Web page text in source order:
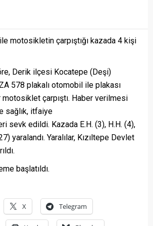
motosikletin çarpıştığı kazada 4 kişi
Derik ilçesi Kocatepe (Deşi)
578 plakalı otomobil ile plakası
çarpıştı. Haber verilmesi
sağlık, itfaiye
sevk edildi. Kazada E.H. (3), H.H. (4),
yaralandı. Yaralılar, Kızıltepe Devlet
başlatıldı.
X Telegram